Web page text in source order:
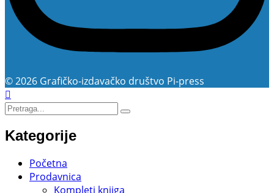
© 2026 Grafičko-izdavačko društvo Pi-press
Kategorije
Početna
Prodavnica
Kompleti knjiga